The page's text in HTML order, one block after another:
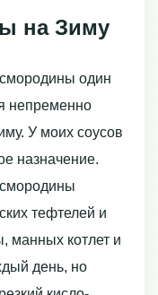
на Зиму
смородины один
непременно
У моих соусов
назначение.
смородины
тефтелей и
манных котлет и
день, но